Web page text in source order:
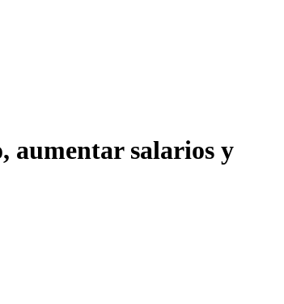
aumentar salarios y